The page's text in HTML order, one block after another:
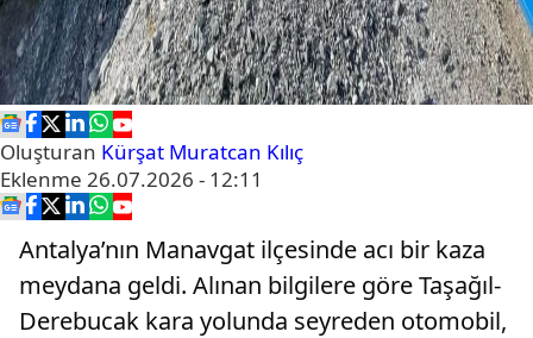
Oluşturan Kürşat Muratcan Kılıç
Eklenme 26.07.2026 - 12:11
Antalya’nın Manavgat ilçesinde acı bir kaza
meydana geldi. Alınan bilgilere göre Taşağıl-
Derebucak kara yolunda seyreden otomobil,